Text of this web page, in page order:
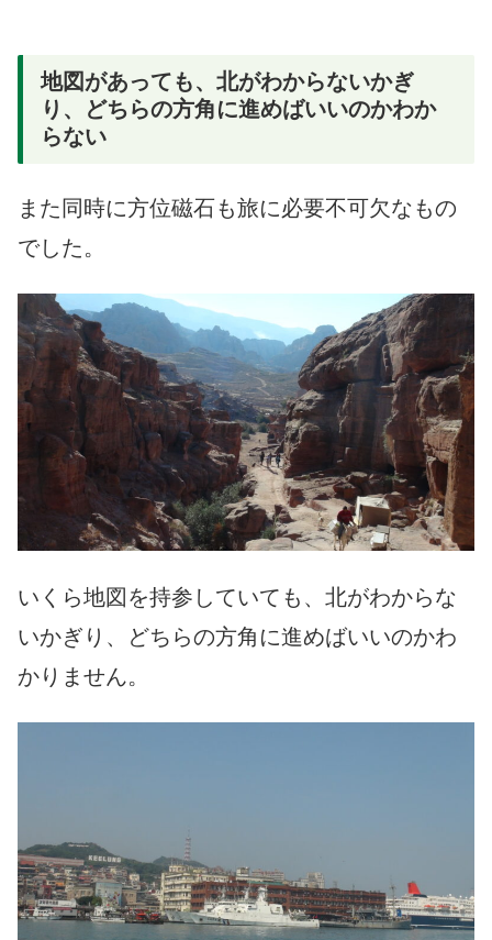
地図があっても、北がわからないかぎ
り、どちらの方角に進めばいいのかわか
らない
また同時に方位磁石も旅に必要不可欠なもの
でした。
いくら地図を持参していても、北がわからな
いかぎり、どちらの方角に進めばいいのかわ
かりません。